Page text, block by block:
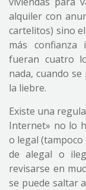
alquiler con
cartelitos) sino
más confianza
fueran cuatro
nada, cuando
la liebre.
Existe una
Internet» no lo
o legal (tampoco
de alegal o
revisarse en
se puede saltar